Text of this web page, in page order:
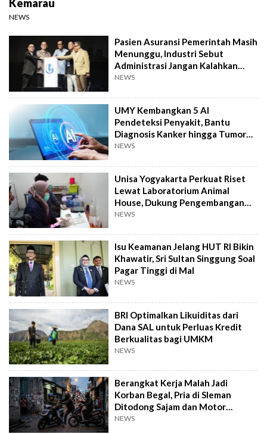
Kemarau
NEWS
Pasien Asuransi Pemerintah Masih
Menunggu, Industri Sebut
Administrasi Jangan Kalahkan
Kemanusiaan
NEWS
UMY Kembangkan 5 AI
Pendeteksi Penyakit, Bantu
Diagnosis Kanker hingga Tumor
Otak Lebih Cepat
NEWS
Unisa Yogyakarta Perkuat Riset
Lewat Laboratorium Animal
House, Dukung Pengembangan
Kandidat Obat
NEWS
Isu Keamanan Jelang HUT RI Bikin
Khawatir, Sri Sultan Singgung Soal
Pagar Tinggi di Mal
NEWS
BRI Optimalkan Likuiditas dari
Dana SAL untuk Perluas Kredit
Berkualitas bagi UMKM
NEWS
Berangkat Kerja Malah Jadi
Korban Begal, Pria di Sleman
Ditodong Sajam dan Motor
Digasak
NEWS